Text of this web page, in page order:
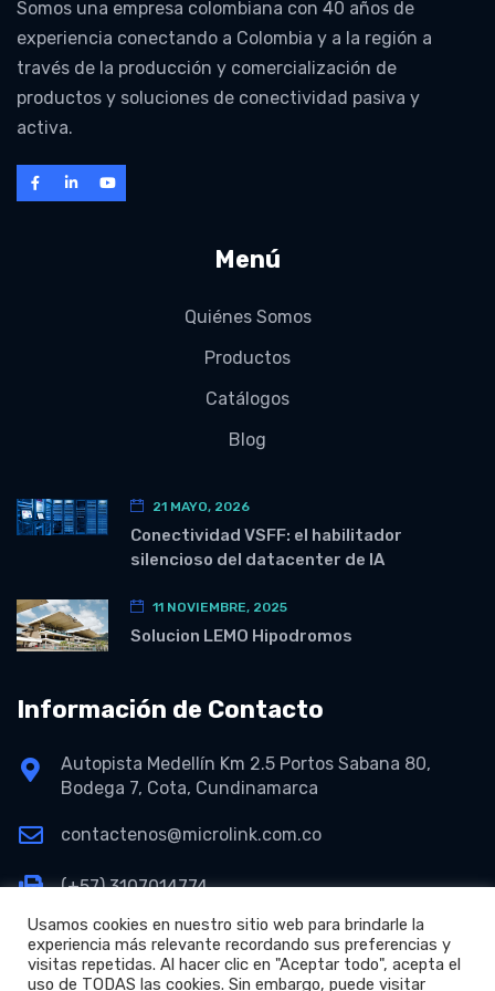
Somos una empresa colombiana con 40 años de
experiencia conectando a Colombia y a la región a
través de la producción y comercialización de
productos y soluciones de conectividad pasiva y
activa.
Menú
Quiénes Somos
Productos
Catálogos
Blog
21 MAYO, 2026
Conectividad VSFF: el habilitador
silencioso del datacenter de IA
11 NOVIEMBRE, 2025
Solucion LEMO Hipodromos
Información de Contacto
Autopista Medellín Km 2.5 Portos Sabana 80,
Bodega 7, Cota, Cundinamarca
contactenos@microlink.com.co
(+57) 3107014774
Usamos cookies en nuestro sitio web para brindarle la
experiencia más relevante recordando sus preferencias y
visitas repetidas. Al hacer clic en "Aceptar todo", acepta el
uso de TODAS las cookies. Sin embargo, puede visitar